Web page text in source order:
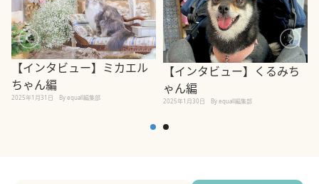
【インタビュー】ミカエル
ちゃん編
2025年1月31日 By equall編集部
【インタビュー】くるみち
ゃん編
2025年1月30日 By equall編集部